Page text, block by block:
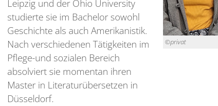
©privat
Leipzig und der Ohio University
studierte sie im Bachelor sowohl
Geschichte als auch Amerikanistik.
Nach verschiedenen Tätigkeiten im
Pflege-und sozialen Bereich
absolviert sie momentan ihren
Master in Literaturübersetzen in
Düsseldorf.